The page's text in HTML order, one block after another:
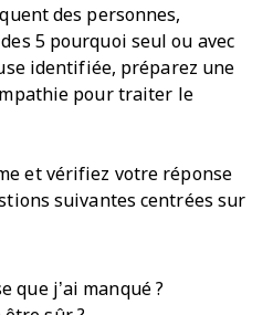
des personnes,
5 pourquoi seul ou avec
identifiée, préparez une
pour traiter le
et vérifiez votre réponse
suivantes centrées sur
que j’ai manqué ?